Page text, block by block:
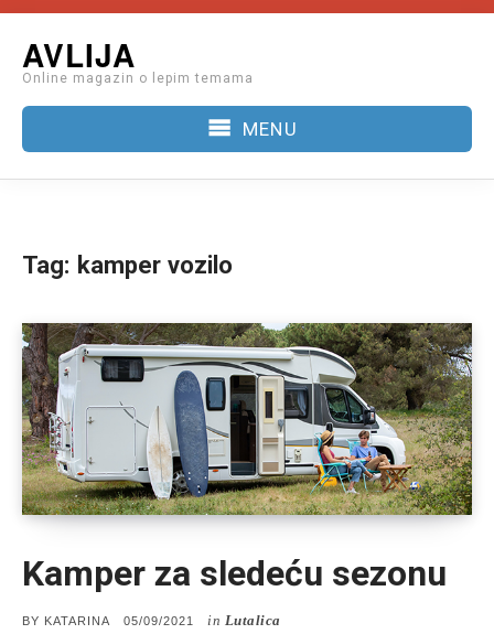
content
AVLIJA
Online magazin o lepim temama
MENU
Tag: kamper vozilo
Kamper za sledeću sezonu
BY KATARINA
POSTED
05/09/2021 in Lutalica